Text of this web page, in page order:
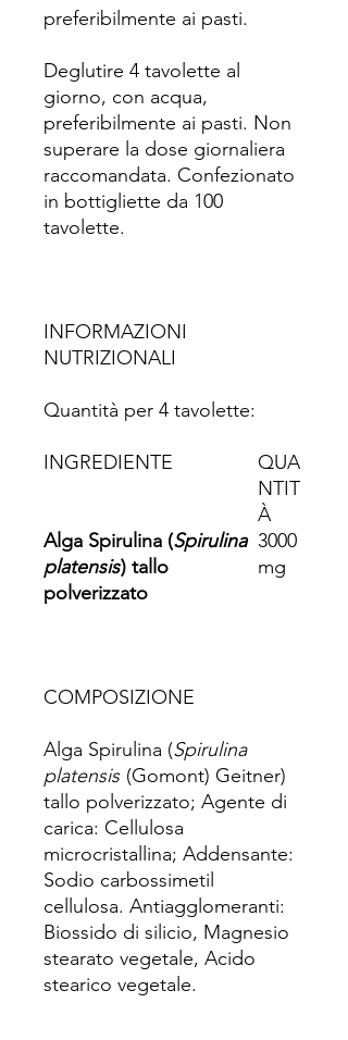
preferibilmente ai pasti.
Deglutire 4 tavolette al
giorno, con acqua,
preferibilmente ai pasti. Non
superare la dose giornaliera
raccomandata. Confezionato
in bottigliette da 100
tavolette.
INFORMAZIONI
NUTRIZIONALI
Quantità per 4 tavolette:
INGREDIENTE
QUA
NTIT
À
Alga Spirulina (Spirulina
platensis) tallo
polverizzato
3000
mg
COMPOSIZIONE
Alga Spirulina (Spirulina
platensis (Gomont) Geitner)
tallo polverizzato; Agente di
carica: Cellulosa
microcristallina; Addensante:
Sodio carbossimetil
cellulosa. Antiagglomeranti:
Biossido di silicio, Magnesio
stearato vegetale, Acido
stearico vegetale.